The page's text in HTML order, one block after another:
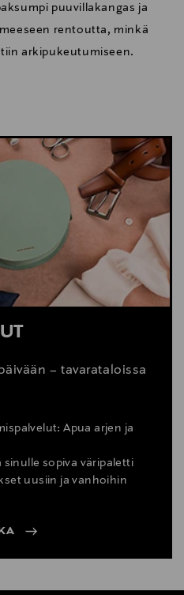
puuvillakangas ja
rentoutta, minkä
arkipukeutumiseen.
– tavarataloissa
Apua arjen ja
sopiva väripaletti
uusiin ja vanhoihin